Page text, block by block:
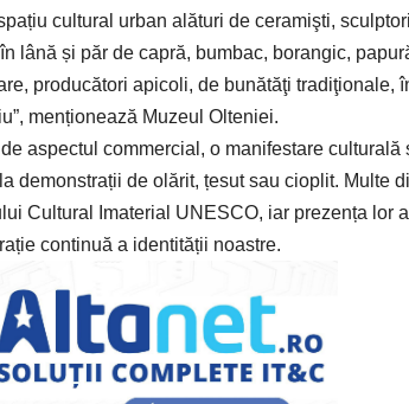
cultural urban alături de ceramişti,
lână și păr de capră, bumbac, borangic,
producători apicoli, de bunătăţi tradiţionale,
menționează Muzeul Olteniei.
aspectul commercial, o manifestare culturală
demonstrații de olărit, țesut sau cioplit. Multe
Cultural Imaterial UNESCO, iar prezența lor
continuă a identității noastre.